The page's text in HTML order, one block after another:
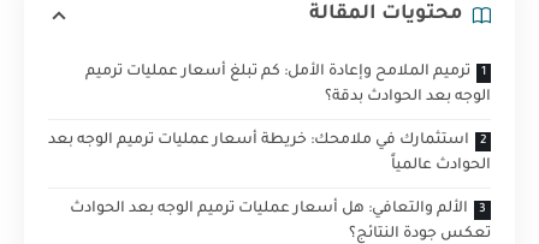
محتويات المقالة
ترميم الملامح وإعادة الأمل: كم تبلغ أسعار عمليات ترميم
الوجه بعد الحوادث بدقة؟
استثمارك في ملامحك: خريطة أسعار عمليات ترميم الوجه بعد
الحوادث عالمياً
الألم والتعافي: هل أسعار عمليات ترميم الوجه بعد الحوادث
تعكس جودة النتائج؟